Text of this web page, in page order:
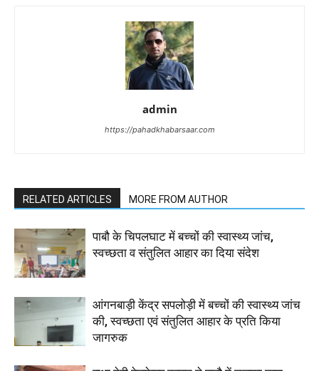
admin
https://pahadkhabarsaar.com
RELATED ARTICLES MORE FROM AUTHOR
पाबौ के चिपलघाट में बच्चों की स्वास्थ्य जांच,
स्वच्छता व संतुलित आहार का दिया संदेश
आंगनबाड़ी केंद्र सपलोड़ी में बच्चों की स्वास्थ्य जांच
की, स्वच्छता एवं संतुलित आहार के प्रति किया
जागरुक